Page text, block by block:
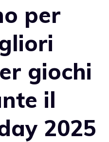
per
giochi
il
2025